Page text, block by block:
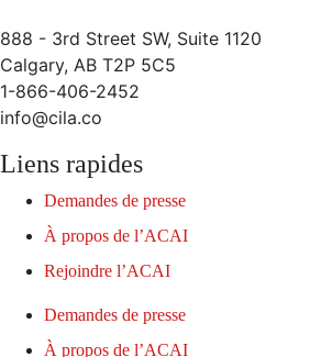
888 - 3rd Street SW, Suite 1120
Calgary, AB T2P 5C5
1-866-406-2452
info@cila.co
Liens rapides
Demandes de presse
À propos de l’ACAI
Rejoindre l’ACAI
Demandes de presse
À propos de l’ACAI